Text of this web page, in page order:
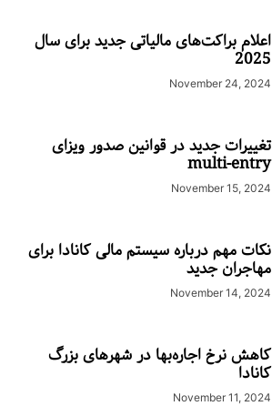
اعلام براکت‌های مالیاتی جدید برای سال
2025
November 24, 2024
تغییرات جدید در قوانین صدور ویزای
multi-entry
November 15, 2024
نکات مهم درباره سیستم مالی کانادا برای
مهاجران جدید
November 14, 2024
کاهش نرخ اجاره‌بها در شهرهای بزرگ
کانادا
November 11, 2024